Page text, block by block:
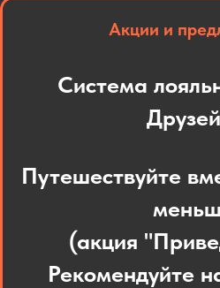
Акции и
Система
Путешествуйте
(акция
Рекомендуйте